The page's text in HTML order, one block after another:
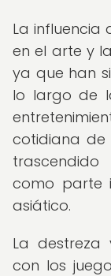
La influencia
en el arte y
ya que han
lo largo de
cotidiana de
trascendido
como parte
asiático.
La destreza
con los